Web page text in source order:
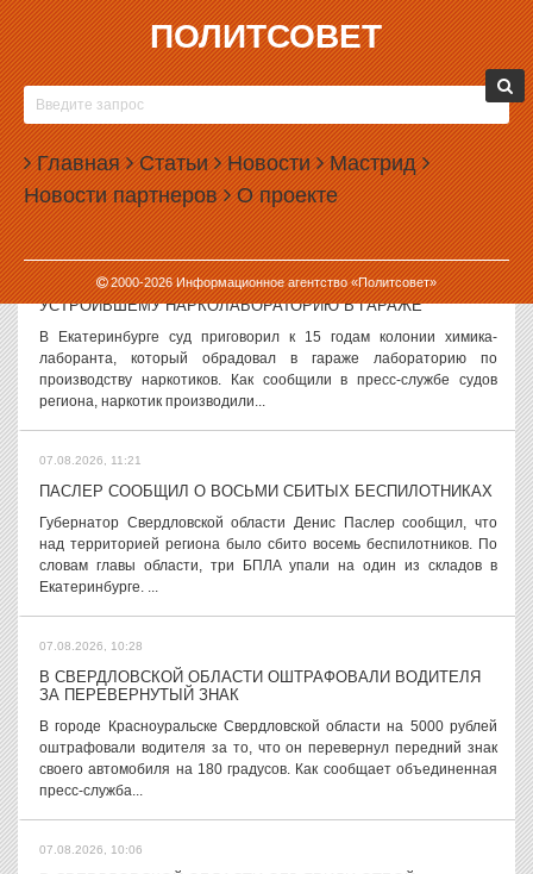
ПОЛИТСОВЕТ
Главная Статьи Новости Мастрид
Новости партнеров О проекте
2000-2026Информационное агентство «Политсовет»
07.08.2026, 12:10
НАРУСОВУ ВНОВЬ ВЫДВИНУЛИ В СОВЕТ ФЕДЕРАЦИИ
Сенатор Людмила Нарусова получила шанс остаться в Совете
Федерации еще на один срок. Ее включили в число кандидатов от
Тувы. Как сообщает ТАСС, фамилия Нарусовой оказалась в тройке
кандидатов,...
07.08.2026, 11:52
В ЕКАТЕРИНБУРГЕ ВЫНЕСЛИ ПРИГОВОР ХИМИКУ,
УСТРОИВШЕМУ НАРКОЛАБОРАТОРИЮ В ГАРАЖЕ
В Екатеринбурге суд приговорил к 15 годам колонии химика-
лаборанта, который обрадовал в гараже лабораторию по
производству наркотиков. Как сообщили в пресс-службе судов
региона, наркотик производили...
07.08.2026, 11:21
ПАСЛЕР СООБЩИЛ О ВОСЬМИ СБИТЫХ БЕСПИЛОТНИКАХ
Губернатор Свердловской области Денис Паслер сообщил, что
над территорией региона было сбито восемь беспилотников. По
словам главы области, три БПЛА упали на один из складов в
Екатеринбурге. ...
07.08.2026, 10:28
В СВЕРДЛОВСКОЙ ОБЛАСТИ ОШТРАФОВАЛИ ВОДИТЕЛЯ
ЗА ПЕРЕВЕРНУТЫЙ ЗНАК
В городе Красноуральске Свердловской области на 5000 рублей
оштрафовали водителя за то, что он перевернул передний знак
своего автомобиля на 180 градусов. Как сообщает объединенная
пресс-служба...
07.08.2026, 10:06